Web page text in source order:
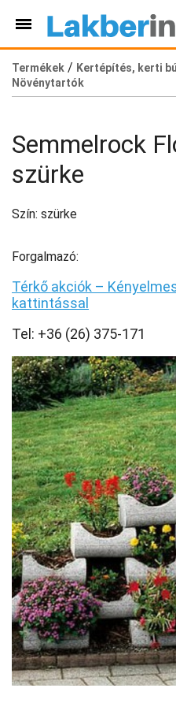
Termékek / Kertépítés, kerti
Növénytartók
Semmelrock
szürke
Szín: szürke
Forgalmazó:
Térkő akciók –
kattintással
Tel: +36 (26) 375-171